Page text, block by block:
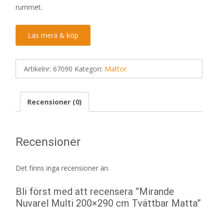
rummet.
Läs mera & köp
Artikelnr: 67090 Kategori: Mattor
Recensioner (0)
Recensioner
Det finns inga recensioner än.
Bli först med att recensera ”Mirande
Nuvarel Multi 200×290 cm Tvättbar Matta”